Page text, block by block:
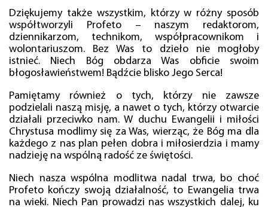
Dziękujemy także wszystkim, którzy w różny sposób
współtworzyli Profeto – naszym redaktorom,
dziennikarzom, technikom, współpracownikom i
wolontariuszom. Bez Was to dzieło nie mogłoby
istnieć. Niech Bóg obdarza Was obficie swoim
błogosławieństwem! Bądźcie blisko Jego Serca!
Pamiętamy również o tych, którzy nie zawsze
podzielali naszą misję, a nawet o tych, którzy otwarcie
działali przeciwko nam. W duchu Ewangelii i miłości
Chrystusa modlimy się za Was, wierząc, że Bóg ma dla
każdego z nas plan pełen dobra i miłosierdzia i mamy
nadzieję na wspólną radość ze świętości.
Niech nasza wspólna modlitwa nadal trwa, bo choć
Profeto kończy swoją działalność, to Ewangelia trwa
na wieki. Niech Pan prowadzi nas wszystkich dalej, ku